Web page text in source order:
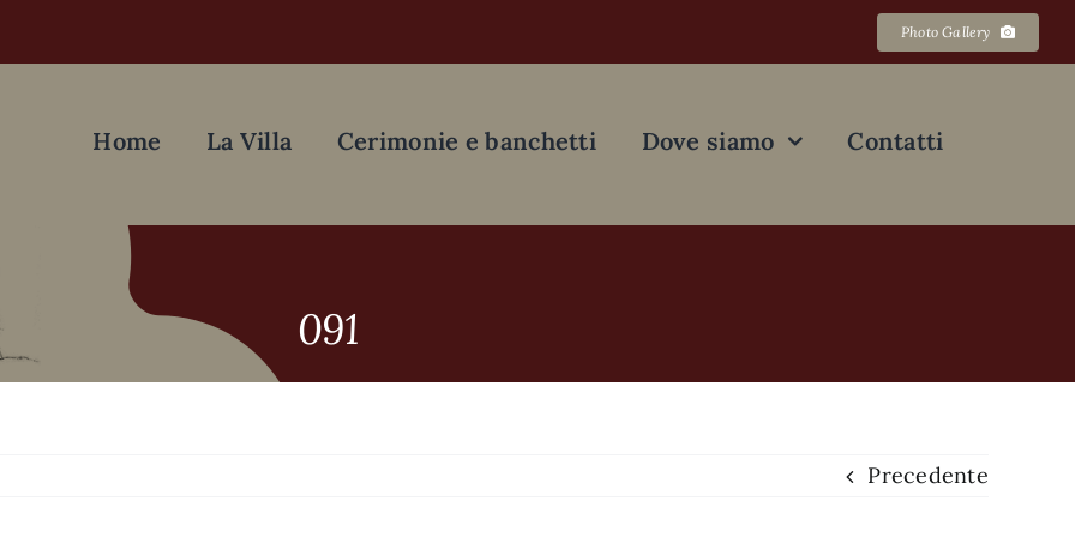
Photo Gallery
Home La Villa Cerimonie e banchetti Dove siamo Contatti
091
Precedente